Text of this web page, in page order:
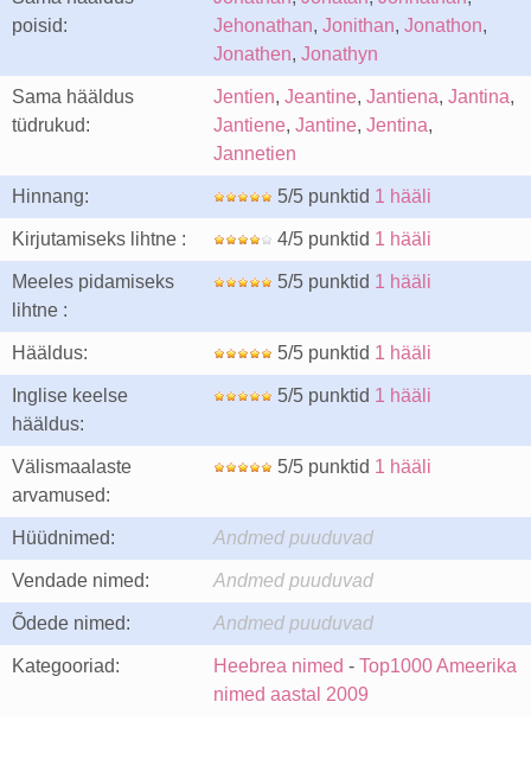
poisid:
Jehonathan, Jonithan, Jonathon,
Jonathen, Jonathyn
Sama hääldus
tüdrukud:
Jentien, Jeantine, Jantiena, Jantina,
Jantiene, Jantine, Jentina,
Jannetien
Hinnang: 5/5 punktid 1 hääli
Kirjutamiseks lihtne : 4/5 punktid 1 hääli
Meeles pidamiseks
lihtne :
5/5 punktid 1 hääli
Hääldus: 5/5 punktid 1 hääli
Inglise keelse
hääldus:
5/5 punktid 1 hääli
Välismaalaste
arvamused:
5/5 punktid 1 hääli
Hüüdnimed: Andmed puuduvad
Vendade nimed: Andmed puuduvad
Õdede nimed: Andmed puuduvad
Kategooriad: Heebrea nimed - Top1000 Ameerika
nimed aastal 2009